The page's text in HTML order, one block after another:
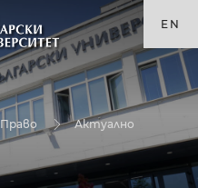
EN
Право Актуално